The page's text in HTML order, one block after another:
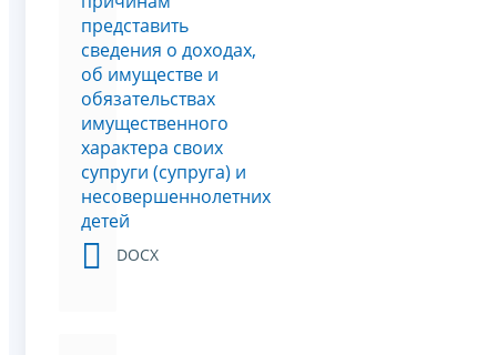
представить
сведения о доходах,
об имуществе и
обязательствах
имущественного
характера своих
супруги (супруга) и
несовершеннолетних
детей
DOCX